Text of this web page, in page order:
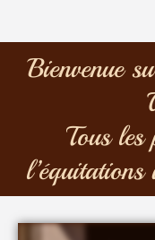
Bienvenue
Tous les